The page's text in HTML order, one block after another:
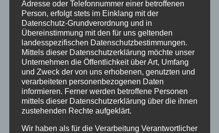
hinaus. Und da sehe ich Entwicklungen, die mir
Sorgen bereiten. Frauen verdienen in vielen
Bereichen noch immer weniger als Männer. In vielen
Ländern der Welt werden Frauen in ihren Rechten
massiv eingeschränkt – und besonders erschreckend
ist für mich, dass Mädchen dort häufig keinen freien
Zugang zu Bildung haben. Bildung ist der Schlüssel
zu Selbstbestimmung. Wenn dieser Schlüssel vor der
Hälfte der Menschen in einem Land verborgen
bleibt, ist das ein großes Unrecht.
Gleichzeitig beobachte ich in unserer Gesellschaft
auch Tendenzen, die sehr traditionelle Rollenbilder
Adresse oder Telefonnummer einer betroffenen
Person, erfolgt stets im Einklang mit der
Datenschutz-Grundverordnung und in
Übereinstimmung mit den für uns geltenden
landesspezifischen Datenschutzbestimmungen.
Mittels dieser Datenschutzerklärung möchte unser
Unternehmen die Öffentlichkeit über Art, Umfang
und Zweck der von uns erhobenen, genutzten und
verarbeiteten personenbezogenen Daten
informieren. Ferner werden betroffene Personen
mittels dieser Datenschutzerklärung über die ihnen
zustehenden Rechte aufgeklärt.
Wir haben als für die Verarbeitung Verantwortlicher